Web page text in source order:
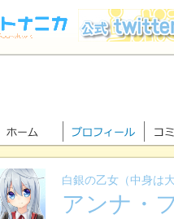
白銀の乙女（中身は
アンナ・